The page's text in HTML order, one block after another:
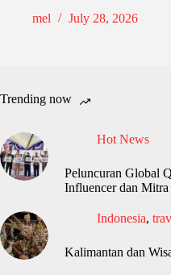
mel
July 28, 2026
Trending now
Hot News
Peluncuran Global
Influencer dan
Indonesia,
Kalimantan dan